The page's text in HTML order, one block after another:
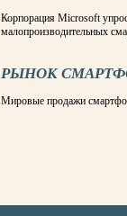
Корпорация Microsoft
малопроизводительных
РЫНОК
Мировые продажи